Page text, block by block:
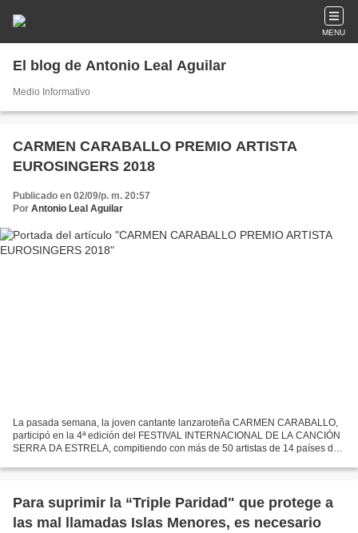
MENU
El blog de Antonio Leal Aguilar
Medio Informativo
CARMEN CARABALLO PREMIO ARTISTA
EUROSINGERS 2018
Publicado en 02/09/p. m. 20:57
Por Antonio Leal Aguilar
La pasada semana, la joven cantante lanzaroteña CARMEN CARABALLO,
participó en la 4ª edición del FESTIVAL INTERNACIONAL DE LA CANCIÓN
SERRA DA ESTRELA, compitiendo con más de 50 artistas de 14 países de
Para suprimir la “Triple Paridad" que protege a
las mal llamadas Islas Menores, es necesario